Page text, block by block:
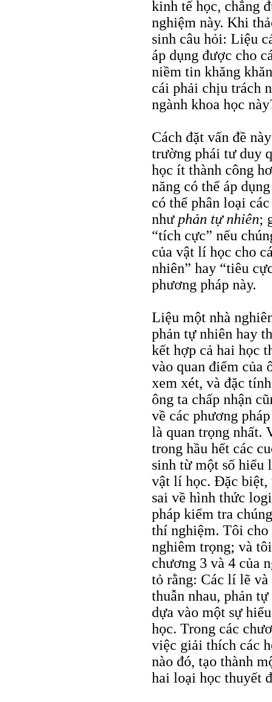
kinh tế học, chẳng
nghiệm này. Khi
sinh câu hỏi: Liệu
áp dụng được cho
niềm tin khăng
cái phải chịu trách
ngành khoa học
Cách đặt vấn đề
trường phái tư duy
học ít thành công
năng có thể áp
có thể phân loại
như phản tự nhiên;
“tích cực” nếu
của vật lí học cho
nhiên” hay “tiêu
phương pháp này.
Liệu một nhà
phản tự nhiên hay
kết hợp cả hai học
vào quan điểm của
xem xét, và đặc
ông ta chấp nhận
về các phương
là quan trọng nhất.
trong hầu hết các
sinh từ một số hiểu
vật lí học. Đặc biệt,
sai về hình thức
pháp kiểm tra
thí nghiệm. Tôi cho
nghiêm trọng; và
chương 3 và 4 của
tỏ rằng: Các lí lẽ
thuẫn nhau, phản
dựa vào một sự
học. Trong các
việc giải thích các
nào đó, tạo thành
hai loại học thuyết